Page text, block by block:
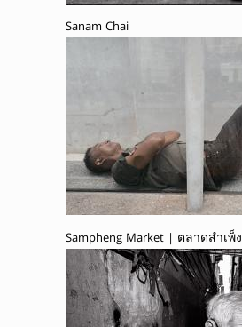
Sanam Chai
Sampheng Market | ตลาดสำเพ็ง